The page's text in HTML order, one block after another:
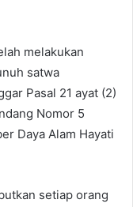
melakukan
satwa
Pasal 21 ayat (2)
Nomor 5
Daya Alam Hayati
setiap orang